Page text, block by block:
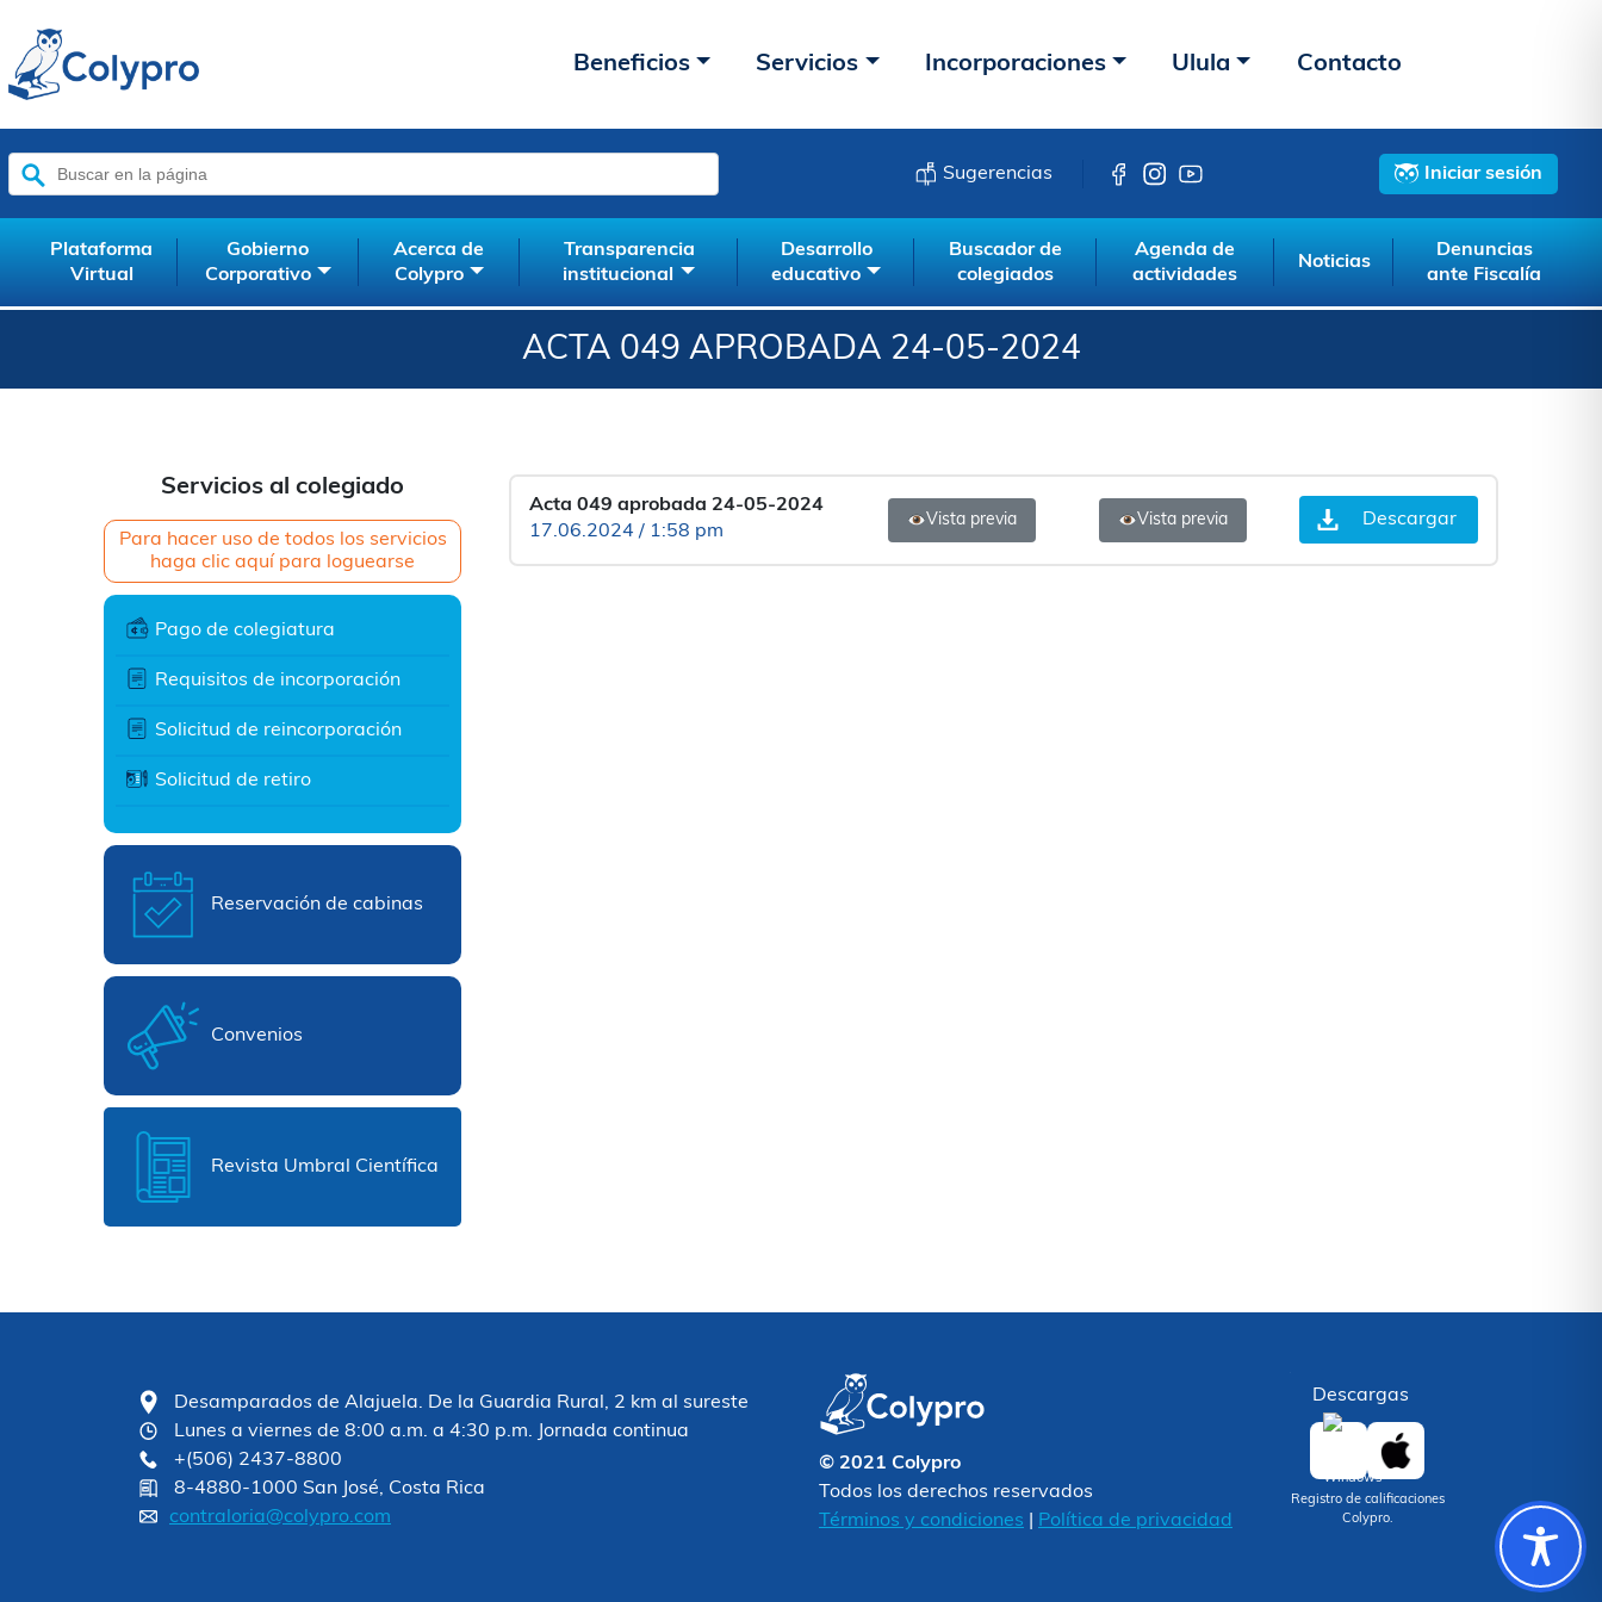
Beneficios Servicios Incorporaciones Ulula Contacto
Buscar:
Sugerencias Iniciar sesión
Plataforma
Virtual
Gobierno
Corporativo
Acerca de
Colypro
Transparencia
institucional
Desarrollo
educativo
Buscador de
colegiados
Agenda de
actividades
Noticias
Denuncias
ante Fiscalía
ACTA 049 APROBADA 24-05-2024
Servicios al colegiado
Para hacer uso de todos los servicios
haga clic aquí para loguearse
Pago de colegiatura
Requisitos de incorporación
Solicitud de reincorporación
Solicitud de retiro
Reservación de cabinas
Convenios
Revista Umbral Científica
Acta 049 aprobada 24-05-2024
17.06.2024 / 1:58 pm
Vista previa Vista previa Descargar
Desamparados de Alajuela. De la Guardia Rural, 2 km al sureste
Lunes a viernes de 8:00 a.m. a 4:30 p.m. Jornada continua
+(506) 2437-8800
8-4880-1000 San José, Costa Rica
contraloria@colypro.com
© 2021 Colypro
Todos los derechos reservados
Términos y condiciones
Política de privacidad
Descargas
Registro de calificaciones
Colypro.